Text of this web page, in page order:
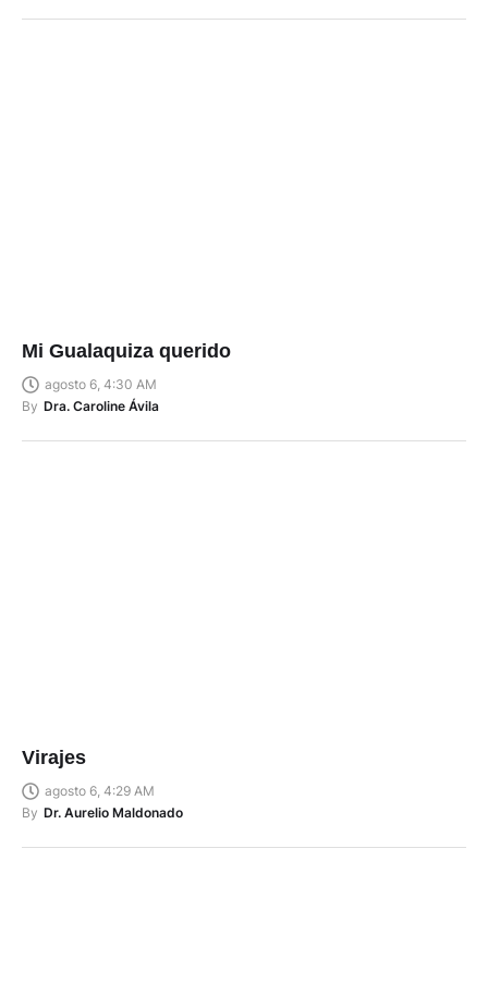
Mi Gualaquiza querido
agosto 6, 4:30 AM
By Dra. Caroline Ávila
Virajes
agosto 6, 4:29 AM
By Dr. Aurelio Maldonado